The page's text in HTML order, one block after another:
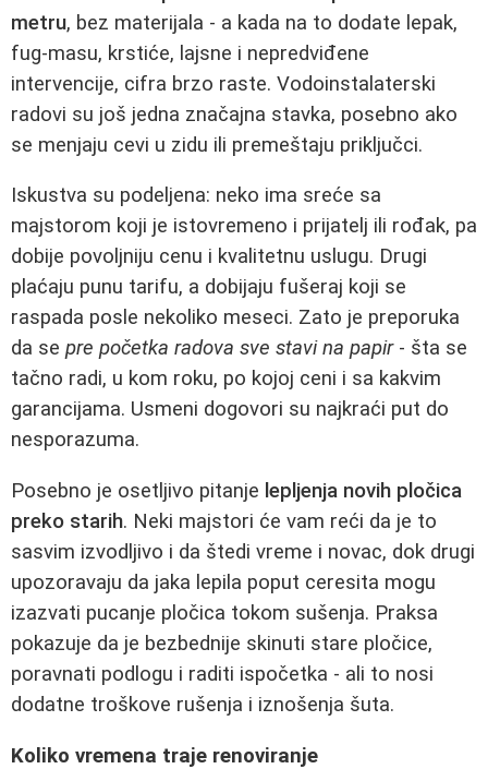
metru, bez materijala - a kada na to dodate lepak,
fug-masu, krstiće, lajsne i nepredviđene
intervencije, cifra brzo raste. Vodoinstalaterski
radovi su još jedna značajna stavka, posebno ako
se menjaju cevi u zidu ili premeštaju priključci.
Iskustva su podeljena: neko ima sreće sa
majstorom koji je istovremeno i prijatelj ili rođak, pa
dobije povoljniju cenu i kvalitetnu uslugu. Drugi
plaćaju punu tarifu, a dobijaju fušeraj koji se
raspada posle nekoliko meseci. Zato je preporuka
da se pre početka radova sve stavi na papir- šta se
tačno radi, u kom roku, po kojoj ceni i sa kakvim
garancijama. Usmeni dogovori su najkraći put do
nesporazuma.
Posebno je osetljivo pitanje lepljenja novih pločica
preko starih. Neki majstori će vam reći da je to
sasvim izvodljivo i da štedi vreme i novac, dok drugi
upozoravaju da jaka lepila poput ceresita mogu
izazvati pucanje pločica tokom sušenja. Praksa
pokazuje da je bezbednije skinuti stare pločice,
poravnati podlogu i raditi ispočetka - ali to nosi
dodatne troškove rušenja i iznošenja šuta.
Koliko vremena traje renoviranje